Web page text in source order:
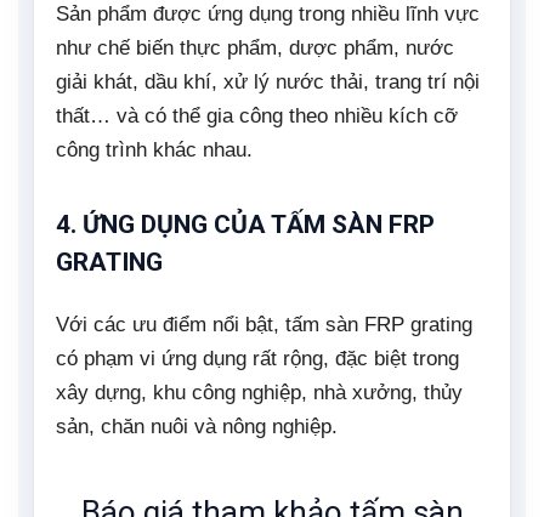
Sản phẩm được ứng dụng trong nhiều lĩnh vực
như chế biến thực phẩm, dược phẩm, nước
giải khát, dầu khí, xử lý nước thải, trang trí nội
thất… và có thể gia công theo nhiều kích cỡ
công trình khác nhau.
4. ỨNG DỤNG CỦA TẤM SÀN FRP
GRATING
Với các ưu điểm nổi bật, tấm sàn FRP grating
có phạm vi ứng dụng rất rộng, đặc biệt trong
xây dựng, khu công nghiệp, nhà xưởng, thủy
sản, chăn nuôi và nông nghiệp.